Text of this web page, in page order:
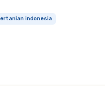
indonesia